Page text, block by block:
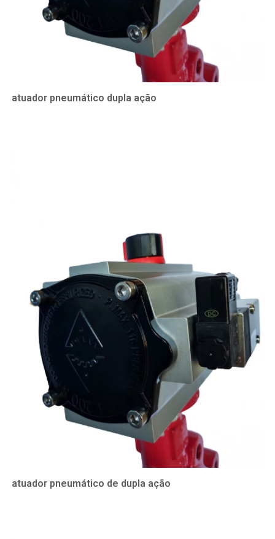
atuador pneumático dupla ação
atuador pneumático de dupla ação